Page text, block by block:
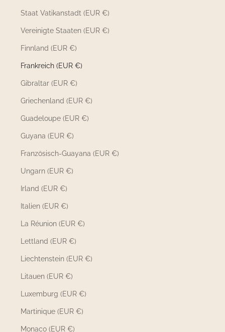
Staat Vatikanstadt (EUR €)
Vereinigte Staaten (EUR €)
Finnland (EUR €)
Frankreich (EUR €)
Gibraltar (EUR €)
Griechenland (EUR €)
Guadeloupe (EUR €)
Guyana (EUR €)
Französisch-Guayana (EUR €)
Ungarn (EUR €)
Irland (EUR €)
Italien (EUR €)
La Réunion (EUR €)
Lettland (EUR €)
Liechtenstein (EUR €)
Litauen (EUR €)
Luxemburg (EUR €)
Martinique (EUR €)
Monaco (EUR €)